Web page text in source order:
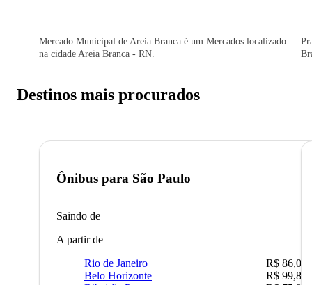
Mercado Municipal de Areia Branca é um Mercados localizado
na cidade Areia Branca - RN.
Destinos mais procurados
Ônibus para São Paulo
Saindo de
A partir de
Rio de Janeiro
R$ 86,00
Belo Horizonte
R$ 99,89